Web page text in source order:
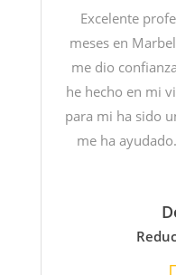
Excelente
meses en
me dio
he hecho en mi
para mi ha sido
me ha